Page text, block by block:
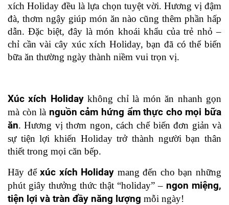
xích Holiday đều là lựa chọn tuyệt vời. Hương vị đậm
đà, thơm ngậy giúp món ăn nào cũng thêm phần hấp
dẫn. Đặc biệt, đây là món khoái khẩu của trẻ nhỏ –
chỉ cần vài cây xúc xích Holiday, bạn đã có thể biến
bữa ăn thường ngày thành niềm vui trọn vị.
Xúc xích Holiday không chỉ là món ăn nhanh gọn
mà còn là nguồn cảm hứng ẩm thực cho mọi bữa
ăn. Hương vị thơm ngon, cách chế biến đơn giản và
sự tiện lợi khiến Holiday trở thành người bạn thân
thiết trong mọi căn bếp.
Hãy để xúc xích Holiday mang đến cho bạn những
phút giây thưởng thức thật “holiday” – ngon miệng,
tiện lợi và tràn đầy năng lượng mỗi ngày!